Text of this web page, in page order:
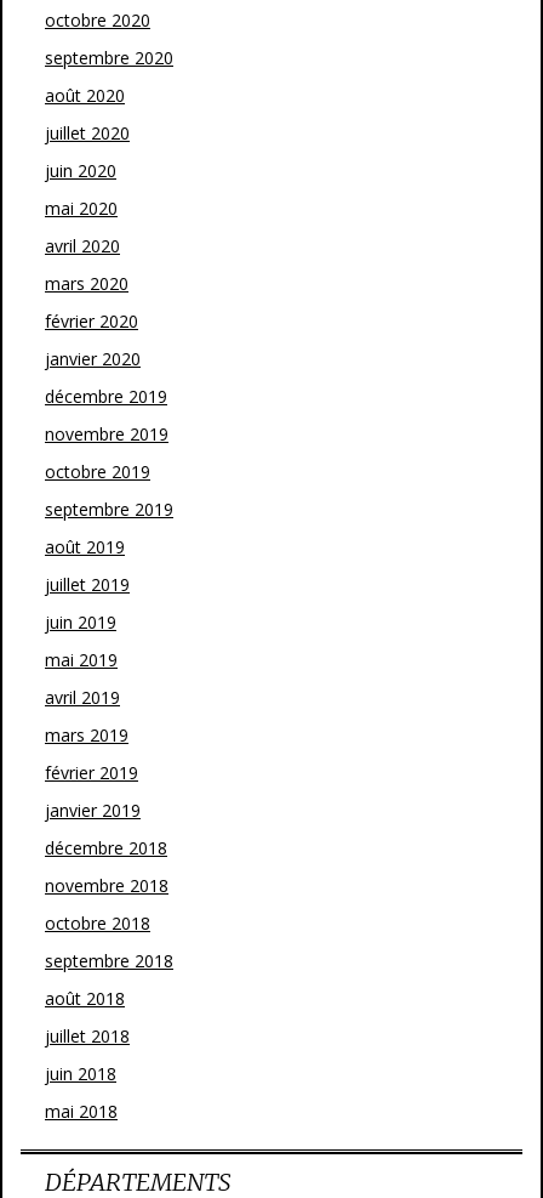
octobre 2020
septembre 2020
août 2020
juillet 2020
juin 2020
mai 2020
avril 2020
mars 2020
février 2020
janvier 2020
décembre 2019
novembre 2019
octobre 2019
septembre 2019
août 2019
juillet 2019
juin 2019
mai 2019
avril 2019
mars 2019
février 2019
janvier 2019
décembre 2018
novembre 2018
octobre 2018
septembre 2018
août 2018
juillet 2018
juin 2018
mai 2018
DÉPARTEMENTS